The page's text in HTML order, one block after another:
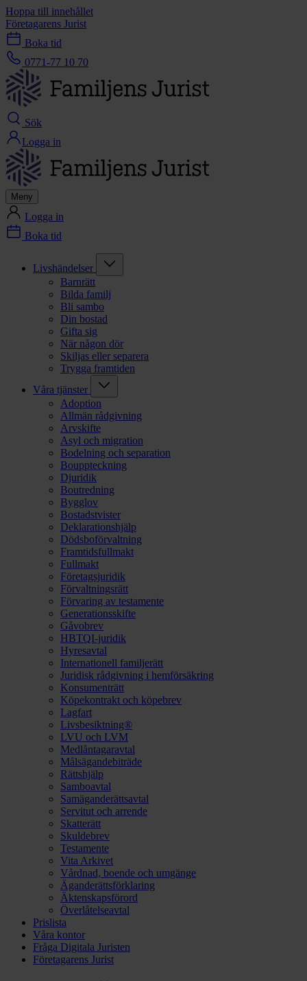
Hoppa till innehållet
Företagarens Jurist
Boka tid
0771-77 10 70
Sök
Logga in
Meny
Logga in
Boka tid
Livshändelser
Barnrätt
Bilda familj
Bli sambo
Din bostad
Gifta sig
När någon dör
Skiljas eller separera
Trygga framtiden
Våra tjänster
Adoption
Allmän rådgivning
Arvskifte
Asyl och migration
Bodelning och separation
Bouppteckning
Djuridik
Boutredning
Bygglov
Bostadstvister
Deklarationshjälp
Dödsboförvaltning
Framtidsfullmakt
Fullmakt
Företagsjuridik
Förvaltningsrätt
Förvaring av testamente
Generationsskifte
Gåvobrev
HBTQI-juridik
Hyresavtal
Internationell familjerätt
Juridisk rådgivning i hemförsäkring
Konsumenträtt
Köpekontrakt och köpebrev
Lagfart
Livsbesiktning®
LVU och LVM
Medlåntagaravtal
Målsägandebiträde
Rättshjälp
Samboavtal
Samäganderättsavtal
Servitut och arrende
Skatterätt
Skuldebrev
Testamente
Vita Arkivet
Vårdnad, boende och umgänge
Äganderättsförklaring
Äktenskapsförord
Överlåtelseavtal
Prislista
Våra kontor
Fråga Digitala Juristen
Företagarens Jurist